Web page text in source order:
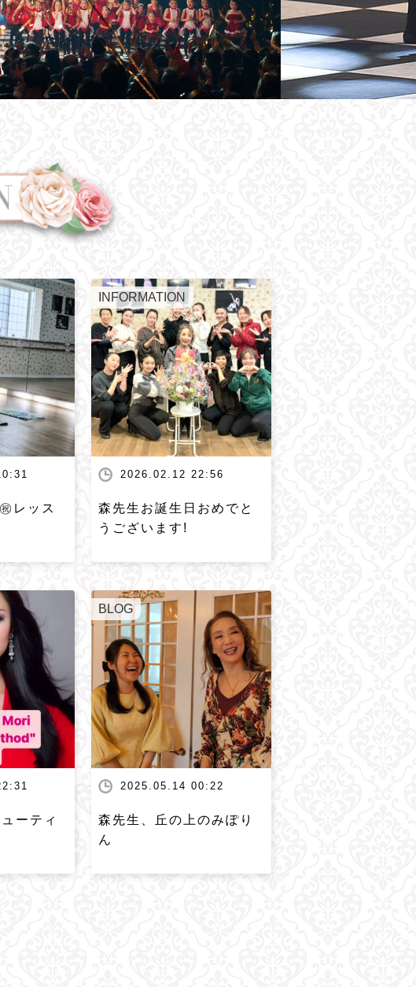
レッス
INFORMATION
2026.02.12 22:56
森先生お誕生日おめでと
うございます!
ーティ
BLOG
2025.05.14 00:22
森先生、丘の上のみぽり
ん